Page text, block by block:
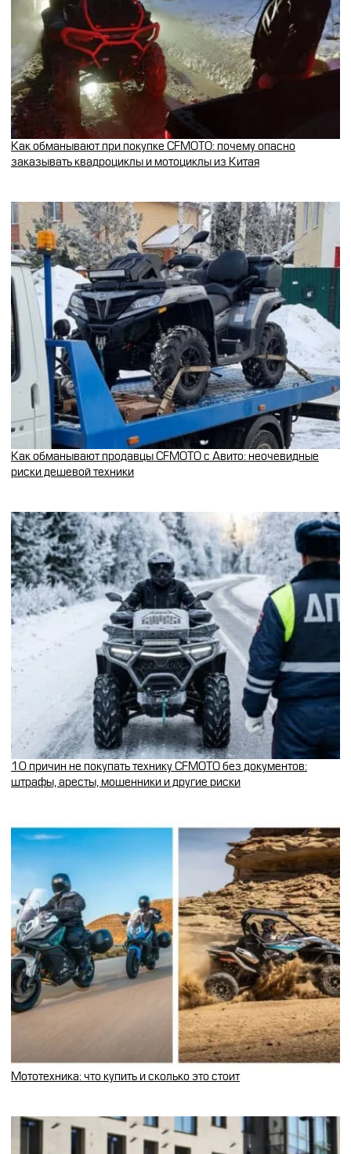
Как обманывают при покупке CFMOTO: почему опасно
заказывать квадроциклы и мотоциклы из Китая
Как обманывают продавцы CFMOTO с Авито: неочевидные
риски дешевой техники
10 причин не покупать технику CFMOTO без документов:
штрафы, аресты, мошенники и другие риски
Мототехника: что купить и сколько это стоит